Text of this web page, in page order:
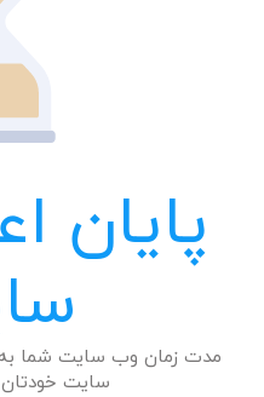
پایان
مدت زمان وب سایت شما به
سایت خودتان